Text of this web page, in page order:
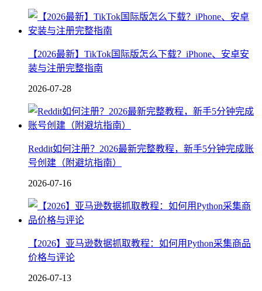
【2026最新】TikTok国际版怎么下载？iPhone、安卓安
装与注册完整指南
2026-07-28
Reddit如何注册？2026最新完整教程，新手5分钟完成账
号创建（附避坑指南）
2026-07-16
【2026】亚马逊数据抓取教程：如何用Python采集商品
价格与评论
2026-07-13